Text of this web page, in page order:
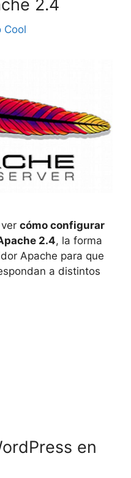
2.4
Cool
cómo configurar
2.4, la forma
Apache para que
a distintos
en